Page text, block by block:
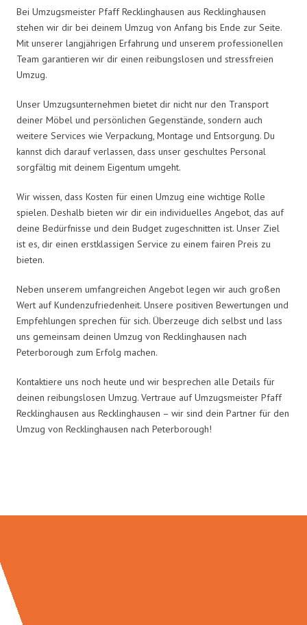
Bei Umzugsmeister Pfaff Recklinghausen aus Recklinghausen
stehen wir dir bei deinem Umzug von Anfang bis Ende zur Seite.
Mit unserer langjährigen Erfahrung und unserem professionellen
Team garantieren wir dir einen reibungslosen und stressfreien
Umzug.
Unser Umzugsunternehmen bietet dir nicht nur den Transport
deiner Möbel und persönlichen Gegenstände, sondern auch
weitere Services wie Verpackung, Montage und Entsorgung. Du
kannst dich darauf verlassen, dass unser geschultes Personal
sorgfältig mit deinem Eigentum umgeht.
Wir wissen, dass Kosten für einen Umzug eine wichtige Rolle
spielen. Deshalb bieten wir dir ein individuelles Angebot, das auf
deine Bedürfnisse und dein Budget zugeschnitten ist. Unser Ziel
ist es, dir einen erstklassigen Service zu einem fairen Preis zu
bieten.
Neben unserem umfangreichen Angebot legen wir auch großen
Wert auf Kundenzufriedenheit. Unsere positiven Bewertungen und
Empfehlungen sprechen für sich. Überzeuge dich selbst und lass
uns gemeinsam deinen Umzug von Recklinghausen nach
Peterborough zum Erfolg machen.
Kontaktiere uns noch heute und wir besprechen alle Details für
deinen reibungslosen Umzug. Vertraue auf Umzugsmeister Pfaff
Recklinghausen aus Recklinghausen – wir sind dein Partner für den
Umzug von Recklinghausen nach Peterborough!